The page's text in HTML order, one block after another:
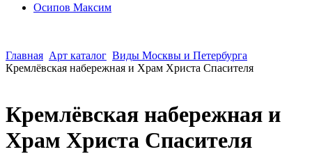
Осипoв Максим
Главная Арт каталог Виды Москвы и Петербурга
Кремлёвская набережная и Храм Христа Спасителя
Кремлёвская набережная и
Храм Христа Спасителя